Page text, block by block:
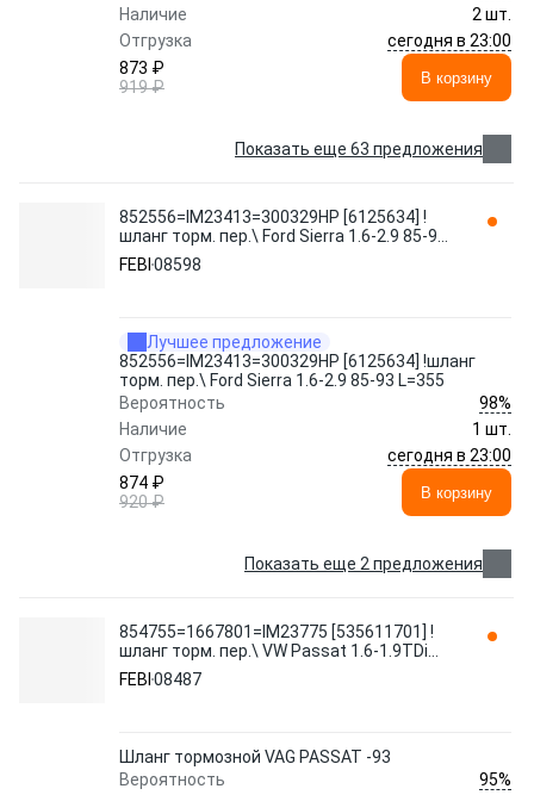
Наличие
2 шт.
Отгрузка
сегодня в 23:00
873 ₽
919 ₽
В корзину
Показать еще 63 предложения
852556=IM23413=300329HP [6125634] !
шланг торм. пер.\ Ford Sierra 1.6-2.9 85-93
L=355 08598 FEBI
FEBI 08598
Лучшее предложение
852556=IM23413=300329HP [6125634] !шланг
торм. пер.\ Ford Sierra 1.6-2.9 85-93 L=355
Вероятность
98%
Наличие
1 шт.
Отгрузка
сегодня в 23:00
874 ₽
920 ₽
В корзину
Показать еще 2 предложения
854755=1667801=IM23775 [535611701] !
шланг торм. пер.\ VW Passat 1.6-1.9TDi
86-97 L=350 08487 FEBI
FEBI 08487
Шланг тормозной VAG PASSAT -93
Вероятность
95%